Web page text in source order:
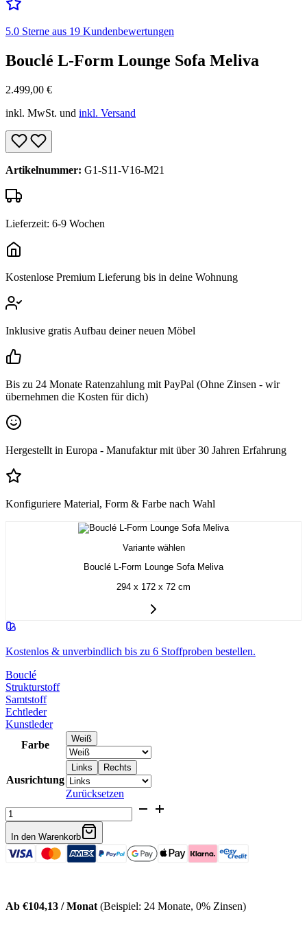
5.0 Sterne aus 19 Kundenbewertungen
Bouclé L-Form Lounge Sofa Meliva
2.499,00 €
inkl. MwSt. und inkl. Versand
Artikelnummer: G1-S11-V16-M21
Lieferzeit: 6-9 Wochen
Kostenlose Premium Lieferung bis in deine Wohnung
Inklusive gratis Aufbau deiner neuen Möbel
Bis zu 24 Monate Ratenzahlung mit PayPal (Ohne Zinsen - wir
übernehmen die Kosten für dich)
Hergestellt in Europa - Manufaktur mit über 30 Jahren Erfahrung
Konfiguriere Material, Form & Farbe nach Wahl
Variante wählen
Bouclé L-Form Lounge Sofa Meliva
294 x 172 x 72 cm
Kostenlos & unverbindlich bis zu 6 Stoffproben bestellen.
Bouclé
Strukturstoff
Samtstoff
Echtleder
Kunstleder
Farbe
Weiß
Ausrichtung
Links Rechts
Zurücksetzen
Bouclé
L-
Form
Lounge
Sofa
In den Warenkorb
Ab €104,13 / Monat (Beispiel: 24 Monate, 0% Zinsen)